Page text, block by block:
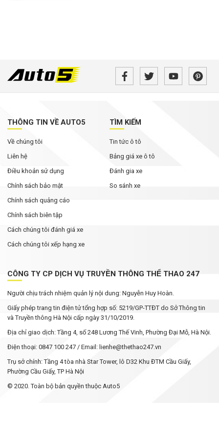
THÔNG TIN VỀ AUTO5
Về chúng tôi
Liên hệ
Điều khoản sử dụng
Chính sách bảo mật
Chính sách quảng cáo
Chính sách biên tập
Cách chúng tôi đánh giá xe
Cách chúng tôi xếp hạng xe
TÌM KIẾM
Tin tức ô tô
Bảng giá xe ô tô
Đánh gia xe
So sánh xe
CÔNG TY CP DỊCH VỤ TRUYỀN THÔNG THỂ THAO 247
Người chịu trách nhiệm quản lý nội dung: Nguyễn Huy Hoàn.
Giấy phép trang tin điện tử tổng hợp số: 5219/GP-TTĐT do Sở Thông tin
và Truyền thông Hà Nội cấp ngày 31/10/2019.
Địa chỉ giao dịch: Tầng 4, số 248 Lương Thế Vinh, Phường Đại Mỗ, Hà Nội.
Điện thoại: 0847 100 247 / Email: lienhe@thethao247.vn
Trụ sở chính: Tầng 4 tòa nhà Star Tower, lô D32 Khu ĐTM Cầu Giấy,
Phường Cầu Giấy, TP Hà Nội
© 2020. Toàn bộ bản quyền thuộc Auto5